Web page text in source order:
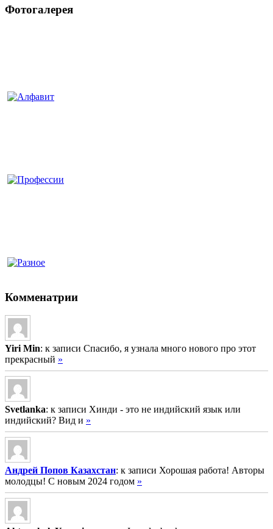
Фотогалерея
Комменатрии
Yiri Min: к записи Спасибо, я узнала много нового про этот
прекрасный »
Svetlanka: к записи Хинди - это не индийский язык или
индийский? Вид и »
Андрей Попов Казахстан: к записи Хорошая работа! Авторы
молодцы! С новым 2024 годом »